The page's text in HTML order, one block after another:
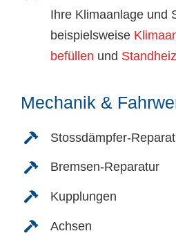
Ihre Klimaanlage und
beispielsweise
befüllen und
Mechanik &
Stossdämpfer-
Bremsen-Reparatur
Kupplungen
Achsen